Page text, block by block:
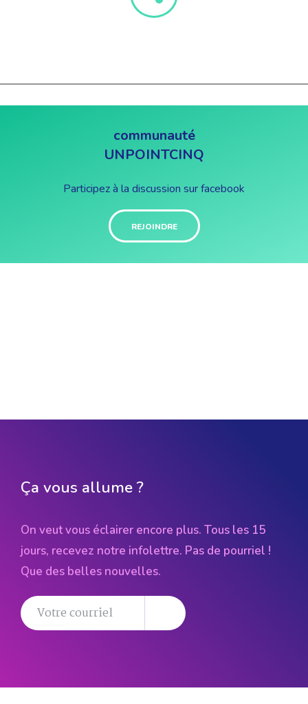
communauté
UNPOINTCINQ
Participez à la discussion sur facebook
REJOINDRE
Ça vous allume ?
On veut vous éclairer encore plus. Tous les 15
jours, recevez notre infolettre. Pas de pourriel !
Que des belles nouvelles.